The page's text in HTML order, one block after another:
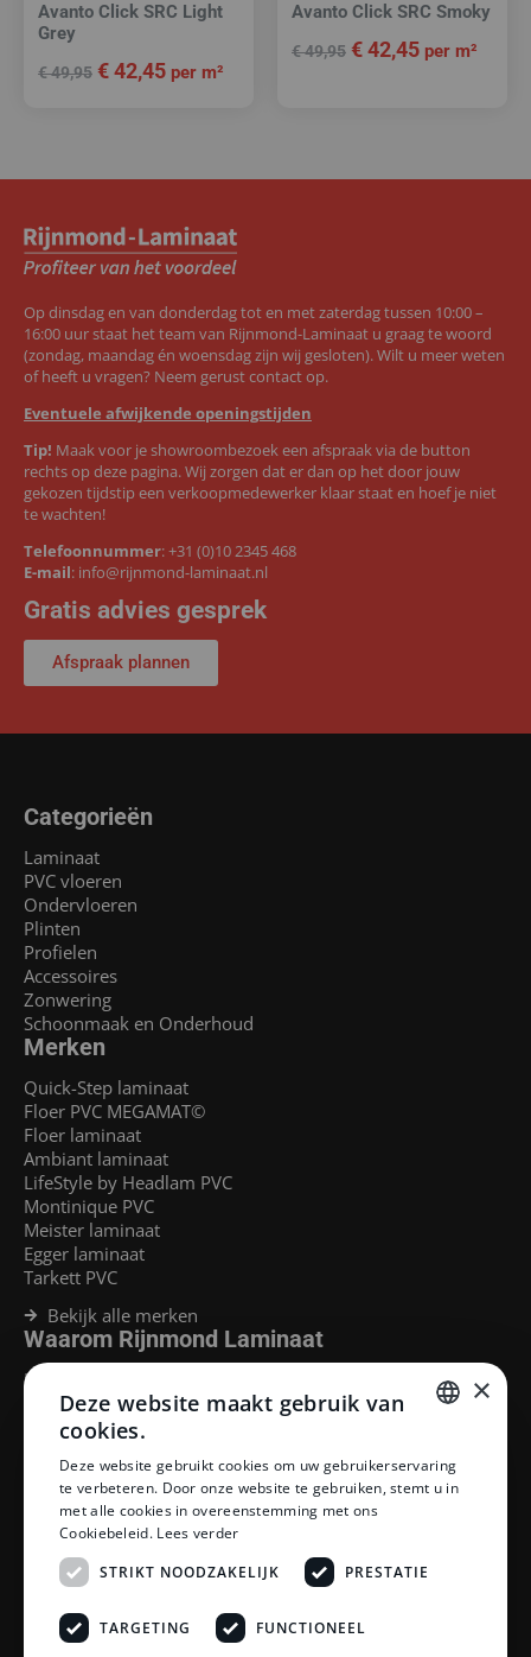
Avanto Click SRC Light
Grey
€49,95 €42,45 per m²
Avanto Click SRC Smoky
€49,95 €42,45 per m²
Op dinsdag en van donderdag tot en met zaterdag tussen 10:00 –
16:00 uur staat het team van Rijnmond-Laminaat u graag te woord
(zondag, maandag én woensdag zijn wij gesloten). Wilt u meer weten
of heeft u vragen? Neem gerust contact op.
Eventuele afwijkende openingstijden
Tip! Maak voor je showroombezoek een afspraak via de button
rechts op deze pagina. Wij zorgen dat er dan op het door jouw
gekozen tijdstip een verkoopmedewerker klaar staat en hoef je niet
te wachten!
Telefoonnummer:+31 (0)10 2345 468
E-mail: info@rijnmond-laminaat.nl
Gratis advies gesprek
Afspraak plannen
Categorieën
Laminaat
PVC vloeren
Ondervloeren
Plinten
Profielen
Accessoires
Zonwering
Schoonmaak en Onderhoud
Merken
Quick-Step laminaat
Floer PVC MEGAMAT©
Floer laminaat
Ambiant laminaat
LifeStyle by Headlam PVC
Montinique PVC
Meister laminaat
Egger laminaat
Tarkett PVC
Bekijk alle merken
Waarom Rijnmond Laminaat
Legservice
Laminaat Capelle aan den Ijssel
Laminaat voor vloerverwarming
Klantenservice
Betaalmethoden
Openingstijden showroom
Afhalen en bezorgen
Retourprocedure
Veelgestelde vragen
Legservice
DUTCH
×
Deze website maakt gebruik van
cookies.
Deze website gebruikt cookies om uw gebruikerservaring
te verbeteren. Door onze website te gebruiken, stemt u in
met alle cookies in overeenstemming met ons
Cookiebeleid. Lees verder
STRIKT NOODZAKELIJK
PRESTATIE
TARGETING FUNCTIONEEL